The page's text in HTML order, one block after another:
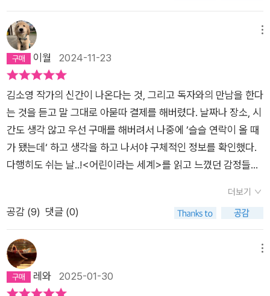
형성한다. 어린이는 문화 예술을 통해 공통의 언어와 미감, 가치
관, 표현 양식을 익히며 한 사회의 구성원이 되고, 어른은 어린이
가 보여주는 새로운 감각과 표현을 접하며 미래를 체험한다. 어린
이에게 문화 예술은 세상을 배우는 길인 동시에 세상에 자신을 드
러내는 일이기도 하다. 작품을 이해하고, 작가의 의도를 알고, 맥
락을 이해하고, 다른 감상자를 만나는 것. 어린이 자신이 창작자
가 될 때도 그렇게 전달되는 작품을 추구하게 해야 한다. 문화 예
술은 사회적인 것이기 때문이다. (…) 사회적이면서 동시에 개인
적인 변화를 일으키는 것. 그것이 문화 예술이 하는 일이다. 그런
점에서 문화 예술은 특정 계층의 전유물이 될 수 없다. 코로나19
부터 소외된 어린이들도 있었다. 문화 예술 교육은 시민 교육이
다. 공공성을 강화하지 않으면 계층 간의 격차뿐 아니라 세대 안
에서의 이해와 소통에도 큰 어려움이 생길 것이다. - 83~85쪽
어린이가 문화 예술에 접근할 수 있는 쉬운 길이 많아질수록, 남
녀노소 누구나 누릴 수 있는 공공의 영역이 많아질수록 우리는 더
이월 2024-11-23
김소영 작가의 신간이 나온다는 것, 그리고 독자와의 만남을 한다
는 것을 듣고 말 그대로 아묻따 결제를 해버렸다. 날짜나 장소, 시
간도 생각 않고 우선 구매를 해버려서 나중에 ’슬슬 연락이 올 때
가 됐는데‘ 하고 생각을 하고 나서야 구체적인 정보를 확인했다.
다행히도 쉬는 날..!<어린이라는 세계>를 읽고 느꼈던 감정들을
만 내 마음을 움직였던 문장들에 나중에 책을 펼쳐도 같은 감정이
들 수 있도록 밑줄을 그어놓았다. 책에 낙서를 포함한 어떤 흔적
그것을 허용했던 시기에 읽었던 책이 <어린이라는 세계>여서
여러 군데 밑줄이 그어져 있다.이 저자와의 만남을 무척 기대하고
있었다. 전작은 다 읽고 어머니댁에 있는 책장에 꽂아두었는데
더보기
공감 (9) 댓글 (0)
레와 2025-01-30